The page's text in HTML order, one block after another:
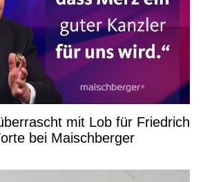
mit Lob für Friedrich
bei Maischberger